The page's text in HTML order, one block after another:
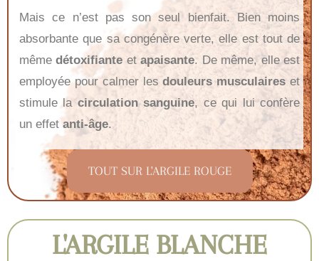
Mais ce n’est pas son seul bienfait. Bien moins
absorbante que sa congénère verte, elle est tout de
mêmedétoxifiante etapaisante. De même, elle est
employée pour calmer lesdouleurs musculaires et
stimule la circulation sanguine, ce qui lui confère
un effet anti-âge.
TOUT SUR L'ARGILE ROUGE
L'ARGILE BLANCHE